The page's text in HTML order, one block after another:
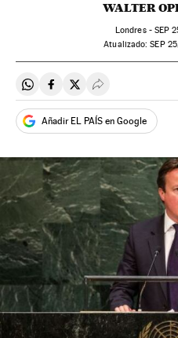
WALTER
Londres - SEP
atualizado: SEP
Compartir en Whatsapp
Compartir en Facebook
Compartir en Twitter
Desplegar
Añadir EL PAÍS en Google